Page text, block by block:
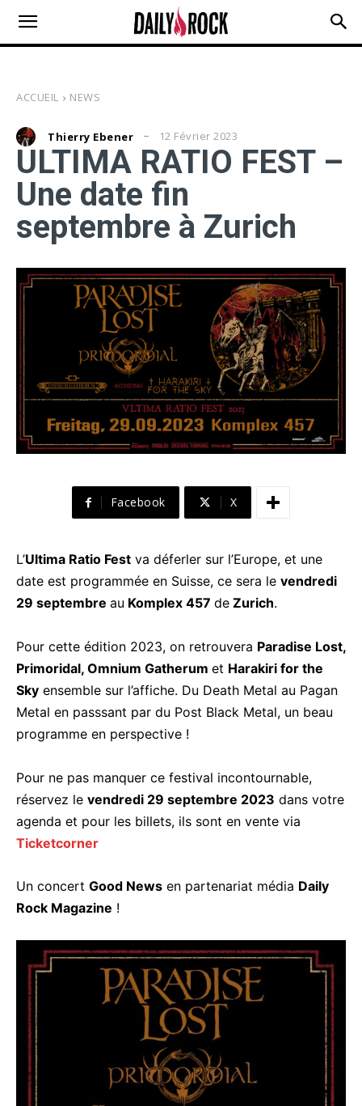
ACCUEIL NEWS
Thierry Ebener 12 Février 2023
ULTIMA RATIO FEST –
Une date fin
septembre à Zurich
Facebook X
L’Ultima Ratio Fest va déferler sur l’Europe, et une
date est programmée en Suisse, ce sera le vendredi
29 septembre au Komplex 457 de Zurich.
Pour cette édition 2023, on retrouvera Paradise Lost,
Primoridal, Omnium Gatherum et Harakiri for the
Sky ensemble sur l’affiche. Du Death Metal au Pagan
Metal en passsant par du Post Black Metal, un beau
programme en perspective !
Pour ne pas manquer ce festival incontournable,
réservez le vendredi 29 septembre 2023 dans votre
agenda et pour les billets, ils sont en vente via
Ticketcorner
Un concert Good News en partenariat média Daily
Rock Magazine !